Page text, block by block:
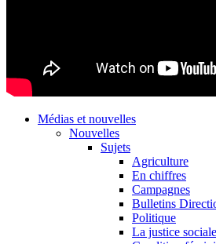
Médias et nouvelles
Nouvelles
Sujets
Agriculture
En chiffres
Campagnes
Bulletins
Politique
La justice sociale